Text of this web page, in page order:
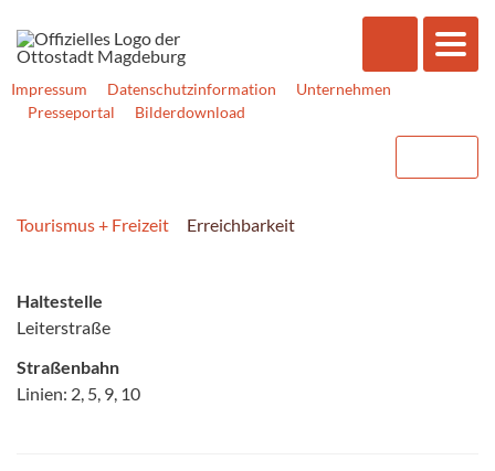
Impressum Datenschutzinformation
Unternehmen
Presseportal
Bilderdownload
Tourismus + Freizeit Erreichbarkeit
Haltestelle
Leiterstraße
Straßenbahn
Linien: 2, 5, 9, 10